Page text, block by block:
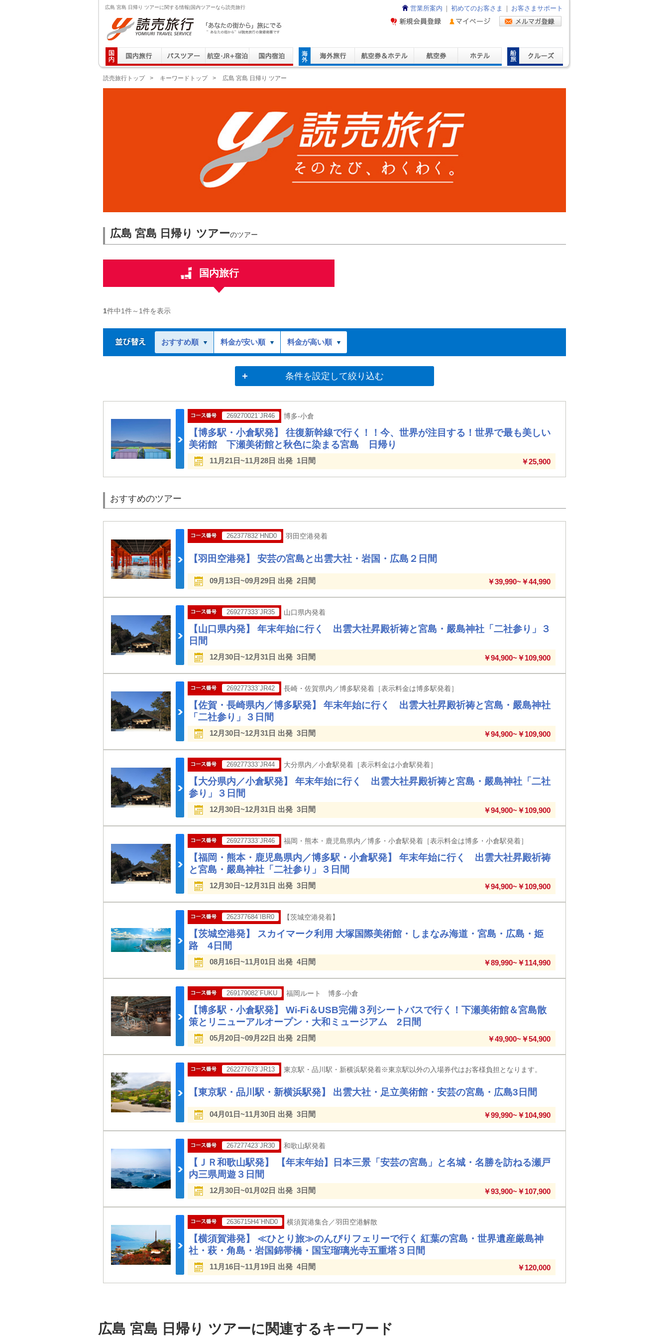
広島 宮島 日帰り ツアーに関する情報|国内ツアーなら読売旅行
読売旅行 「あなたの街から」旅にでる｜Yomiuri Travel Service
営業所案内 初めてのお客さま お客さまサポート
読売旅行トップ > キーワードトップ > 広島 宮島 日帰り ツアー
広島 宮島 日帰り ツアーのツアー
国内旅行
1件中1件～ 1件を表示
おすすめ順 料金が安い順 料金が高い順
条件を設定して絞り込む
269270021`JR46 博多-小倉
【博多駅・小倉駅発】 往復新幹線で行く！！今、世界が注目する！世界で最も美しい
美術館 下瀬美術館と秋色に染まる宮島 日帰り
11月21日~11月28日 出発 1日間 ￥25,900
おすすめのツアー
262377832`HND0 羽田空港発着
【羽田空港発】 安芸の宮島と出雲大社・岩国・広島２日間
09月13日~09月29日 出発 2日間 ￥39,990~￥44,990
269277333`JR35 山口県内発着
【山口県内発】 年末年始に行く 出雲大社昇殿祈祷と宮島・嚴島神社「二社参り」３
日間
12月30日~12月31日 出発 3日間 ￥94,900~￥109,900
269277333`JR42 長崎・佐賀県内／博多駅発着［表示料金は博多駅発着］
【佐賀・長崎県内／博多駅発】 年末年始に行く 出雲大社昇殿祈祷と宮島・嚴島神社
「二社参り」３日間
12月30日~12月31日 出発 3日間 ￥94,900~￥109,900
269277333`JR44 大分県内／小倉駅発着［表示料金は小倉駅発着］
【大分県内／小倉駅発】 年末年始に行く 出雲大社昇殿祈祷と宮島・嚴島神社「二社
参り」３日間
12月30日~12月31日 出発 3日間 ￥94,900~￥109,900
269277333`JR46 福岡・熊本・鹿児島県内／博多・小倉駅発着［表示料金は博多・小倉駅発着］
【福岡・熊本・鹿児島県内／博多駅・小倉駅発】 年末年始に行く 出雲大社昇殿祈祷
と宮島・嚴島神社「二社参り」３日間
12月30日~12月31日 出発 3日間 ￥94,900~￥109,900
262377684`IBR0 【茨城空港発着】
【茨城空港発】 スカイマーク利用 大塚国際美術館・しまなみ海道・宮島・広島・姫
路 4日間
08月16日~11月01日 出発 4日間 ￥89,990~￥114,990
269179082`FUKU 福岡ルート 博多-小倉
【博多駅・小倉駅発】 Wi-Fi＆USB完備３列シートバスで行く！下瀬美術館＆宮島散
策とリニューアルオープン・大和ミュージアム 2日間
05月20日~09月22日 出発 2日間 ￥49,900~￥54,900
262277673`JR13 東京駅・品川駅・新横浜駅発着※東京駅以外の入場券代はお客様負担となります。
【東京駅・品川駅・新横浜駅発】 出雲大社・足立美術館・安芸の宮島・広島3日間
04月01日~11月30日 出発 3日間 ￥99,990~￥104,990
267277423`JR30 和歌山駅発着
【ＪＲ和歌山駅発】 【年末年始】日本三景「安芸の宮島」と名城・名勝を訪ねる瀬戸
内三県周遊３日間
12月30日~01月02日 出発 3日間 ￥93,900~￥107,900
2636715H4`HND0 横須賀港集合／羽田空港解散
【横須賀港発】 ≪ひとり旅≫のんびりフェリーで行く 紅葉の宮島・世界遺産厳島神
社・萩・角島・岩国錦帯橋・国宝瑠璃光寺五重塔３日間
11月16日~11月19日 出発 4日間 ￥120,000
広島 宮島 日帰り ツアーに関連するキーワード